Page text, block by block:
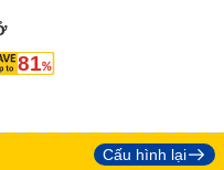
81
Cấu hình lại